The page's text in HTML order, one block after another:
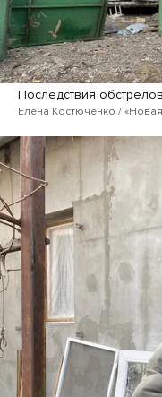
Последствия
Елена Костюченко / «Новая